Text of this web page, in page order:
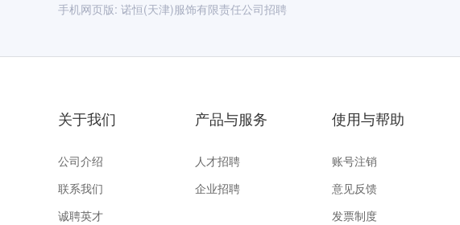
手机网页版: 诺恒(天津)服饰有限责任公司招聘
关于我们
公司介绍
联系我们
诚聘英才
产品与服务
人才招聘
企业招聘
使用与帮助
账号注销
意见反馈
发票制度